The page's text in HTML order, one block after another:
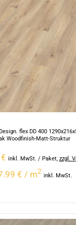
flex DD 400
Woodfinish-Matt-Struktur
€ inkl. MwSt. / Paket, zzgl.
€ / m2
inkl. MwSt.